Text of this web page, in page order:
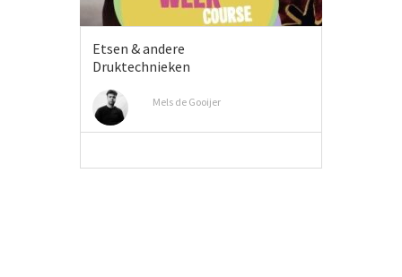
Etsen & andere
Druktechnieken
Mels de Gooijer